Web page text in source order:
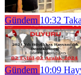
Gündem 10:32
Gündem 10:09